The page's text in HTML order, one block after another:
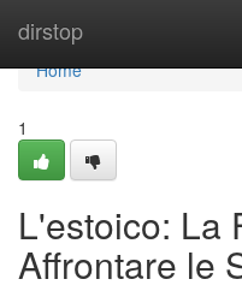
dirstop
Home
Home
1
L'estoico: La
Affrontare le